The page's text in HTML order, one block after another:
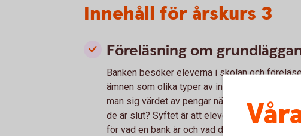
Innehåll för årskurs 3
Föreläsning om
Banken besöker eleverna i skolan och
ämnen som olika typer av inkomster, utgifter,
man sig värdet av pengar när de flesta är
de är slut? Syftet är att eleverna skall få
för vad en bank är och vad den gör.